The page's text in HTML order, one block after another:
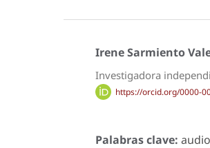
Irene Sarmiento
Investigadora
https://orcid.org/0000-
Palabras clave: